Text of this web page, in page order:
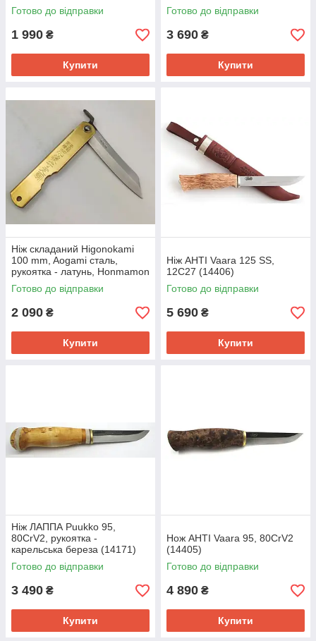
Готово до відправки
1 990 ₴
Купити
Готово до відправки
3 690 ₴
Купити
Ніж складаний Higonokami
100 mm, Aogami сталь,
рукоятка - латунь, Honmamon
(1115372)
Готово до відправки
2 090 ₴
Купити
Ніж AHTI Vaara 125 SS,
12C27 (14406)
Готово до відправки
5 690 ₴
Купити
Ніж ЛАППА Puukko 95,
80CrV2, рукоятка -
карельська береза (14171)
Готово до відправки
3 490 ₴
Купити
Нож AHTI Vaara 95, 80CrV2
(14405)
Готово до відправки
4 890 ₴
Купити